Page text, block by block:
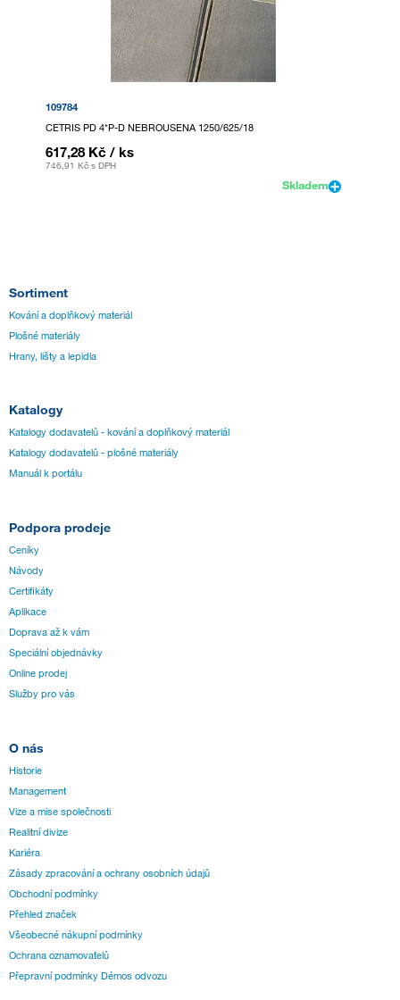
109784
CETRIS PD 4*P-D NEBROUSENA 1250/625/18
617,28 Kč / ks
746,91 Kč s DPH
Skladem
Sortiment
Kování a doplňkový materiál
Plošné materiály
Hrany, lišty a lepidla
Katalogy
Katalogy dodavatelů - kování a doplňkový materiál
Katalogy dodavatelů - plošné materiály
Manuál k portálu
Podpora prodeje
Ceníky
Návody
Certifikáty
Aplikace
Doprava až k vám
Speciální objednávky
Online prodej
Služby pro vás
O nás
Historie
Management
Vize a mise společnosti
Realitní divize
Kariéra
Zásady zpracování a ochrany osobních údajů
Obchodní podmínky
Přehled značek
Všeobecné nákupní podmínky
Ochrana oznamovatelů
Přepravní podmínky Démos odvozu